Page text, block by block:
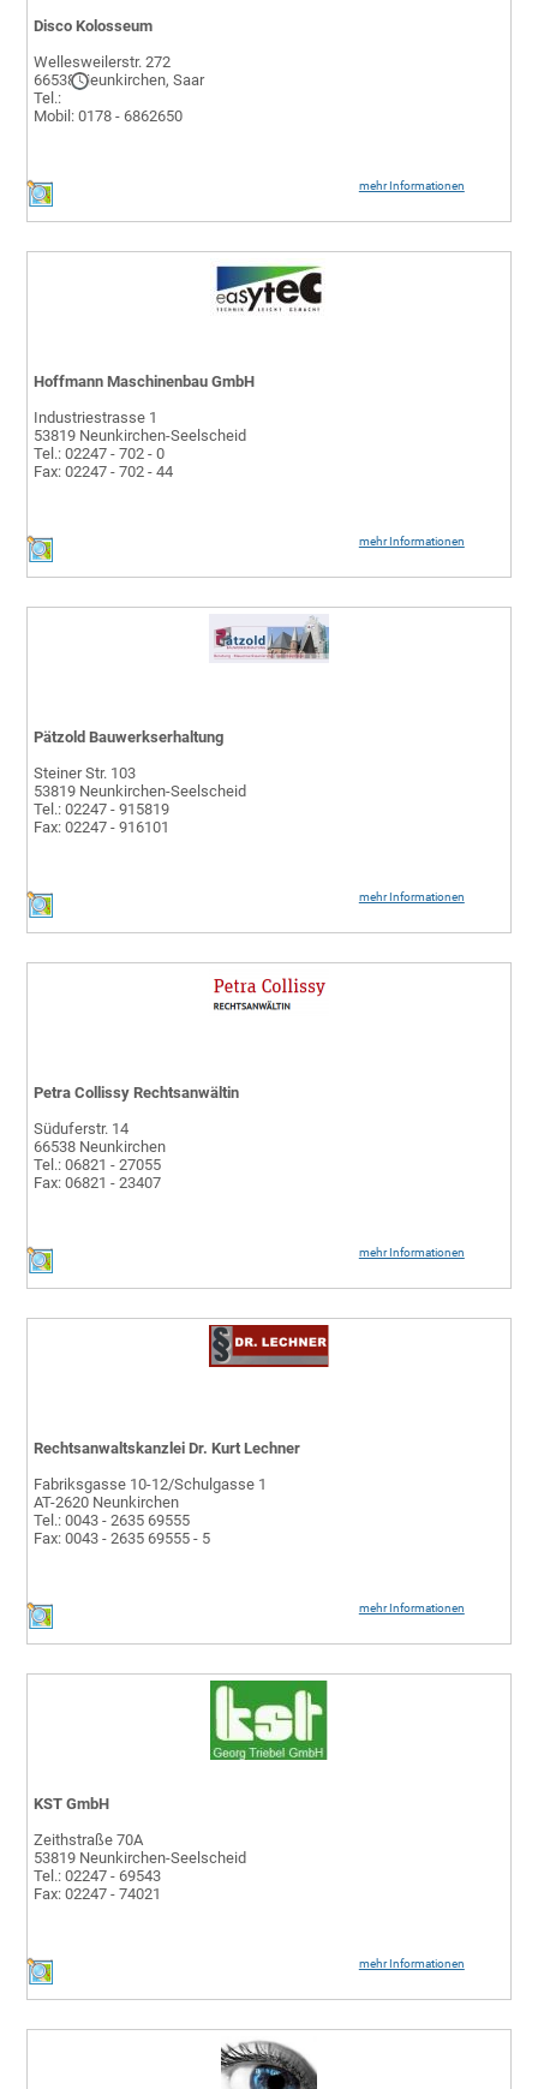
mehr Informationen
Disco Kolosseum
Wellesweilerstr. 272
66538 Neunkirchen, Saar
Tel.:
Mobil: 0178 - 6862650
mehr Informationen
Hoffmann Maschinenbau GmbH
Industriestrasse 1
53819 Neunkirchen-Seelscheid
Tel.: 02247 - 702 - 0
Fax: 02247 - 702 - 44
mehr Informationen
Pätzold Bauwerkserhaltung
Steiner Str. 103
53819 Neunkirchen-Seelscheid
Tel.: 02247 - 915819
Fax: 02247 - 916101
mehr Informationen
Petra Collissy Rechtsanwältin
Süduferstr. 14
66538 Neunkirchen
Tel.: 06821 - 27055
Fax: 06821 - 23407
mehr Informationen
Rechtsanwaltskanzlei Dr. Kurt Lechner
Fabriksgasse 10-12/Schulgasse 1
AT-2620 Neunkirchen
Tel.: 0043 - 2635 69555
Fax: 0043 - 2635 69555 - 5
mehr Informationen
KST GmbH
Zeithstraße 70A
53819 Neunkirchen-Seelscheid
Tel.: 02247 - 69543
Fax: 02247 - 74021